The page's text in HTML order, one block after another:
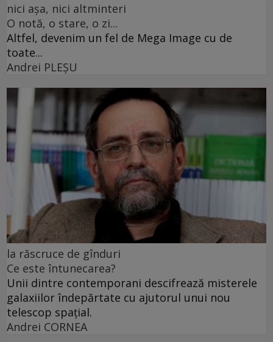
nici așa, nici altminteri
O notă, o stare, o zi...
Altfel, devenim un fel de Mega Image cu de
toate...
Andrei PLEŞU
la răscruce de gînduri
Ce este întunecarea?
Unii dintre contemporani descifrează misterele
galaxiilor îndepărtate cu ajutorul unui nou
telescop spațial.
Andrei CORNEA